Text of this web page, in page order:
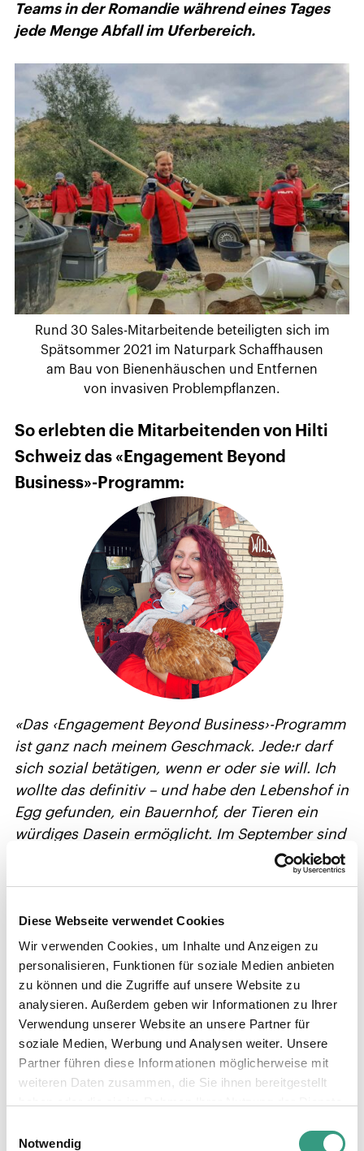
Diese Webseite verwendet Cookies
Wir verwenden Cookies, um Inhalte und Anzeigen zu
personalisieren, Funktionen für soziale Medien anbieten
zu können und die Zugriffe auf unsere Website zu
analysieren. Außerdem geben wir Informationen zu Ihrer
Verwendung unserer Website an unsere Partner für
soziale Medien, Werbung und Analysen weiter. Unsere
Partner führen diese Informationen möglicherweise mit
weiteren Daten zusammen, die Sie ihnen bereitgestellt
Notwendig
Teams in der Romandie während eines Tages
jede Menge Abfall im Uferbereich.
Rund 30 Sales-Mitarbeitende beteiligten sich im
Spätsommer 2021 im Naturpark Schaffhausen
am Bau von Bienenhäuschen und Entfernen
von invasiven Problempflanzen.
So erlebten die Mitarbeitenden von Hilti
Schweiz das «Engagement Beyond
Business»-Programm:
«Das ‹Engagement Beyond Business›-Programm
ist ganz nach meinem Geschmack. Jede:r darf
sich sozial betätigen, wenn er oder sie will. Ich
wollte das definitiv – und habe den Lebenshof in
Egg gefunden, ein Bauernhof, der Tieren ein
würdiges Dasein ermöglicht. Im September sind
wir mit einem Zehner-Team und einem Camion
voll Hilti-Geräten ausgerückt und haben einen
Stalles. Eine super Erfahrung für uns
Bürogummis!»
Marta Kubacka, Systemadministratorin
Flottenmanagement, Hilti Schweiz AG
Marta Kubacka startete 2015 im Kundendienst
für die Romandie, wo sie ihr Französisch
deutlich verbessern konnte. Da sie
kümmert sich die Mitarbeitende um zwei